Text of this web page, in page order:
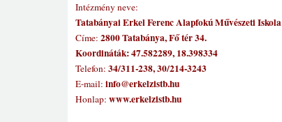
Intézmény neve:
TatabányaiErkel Ferenc Alapfokú Művészeti Iskola
Címe: 2800 Tatabánya, Fő tér 34.
Koordináták:47.582289, 18.398334
Telefon: 34/311-238, 30/214-3243
E-mail: info@erkelzistb.hu
Honlap: www.erkelzistb.hu